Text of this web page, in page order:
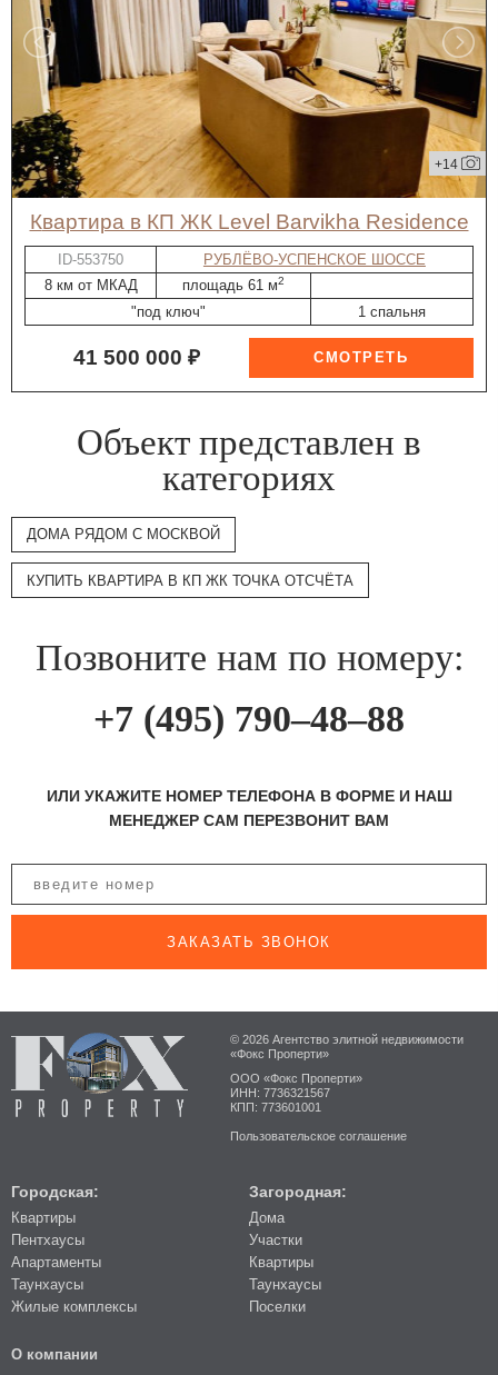
+14
квартира в КП ЖК Level Barvikha Residence
ID-553750
РУБЛЁВО-УСПЕНСКОЕ ШОССЕ
8 км от МКАД
площадь 61 м2
"под ключ" 1 спальня
41 500 000 ₽
Объект представлен в
категориях
ДОМА РЯДОМ С МОСКВОЙ
КУПИТЬ КВАРТИРА В КП ЖК ТОЧКА ОТСЧЁТА
Позвоните нам по номеру:
+7 (495) 790–48–88
ИЛИ УКАЖИТЕ НОМЕР ТЕЛЕФОНА В ФОРМЕ И НАШ
МЕНЕДЖЕР САМ ПЕРЕЗВОНИТ ВАМ
ЗАКАЗАТЬ ЗВОНОК
© 2026 Агентство элитной недвижимости
«Фокс Проперти»
ООО «Фокс Проперти»
ИНН: 7736321567
КПП: 773601001
Пользовательское соглашение
Городская:
Квартиры
Пентхаусы
Апартаменты
Таунхаусы
Жилые комплексы
Загородная:
Дома
Участки
Квартиры
Таунхаусы
Поселки
О компании